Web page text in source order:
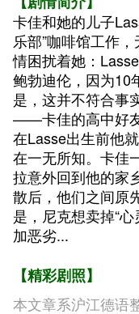
卡佳和她的儿子
乐部”咖啡馆工作
情困扰着她：
鲍勃迪伦，因为10
是，这并不符合事
——卡佳的高中好
在Lasse出生前他
在一无所知。卡佳
拉意外回到他的家
散后，他们之间原
是，尼克想卖掉“
加恶劣...
【精彩剧照】
本文章系沪江德语